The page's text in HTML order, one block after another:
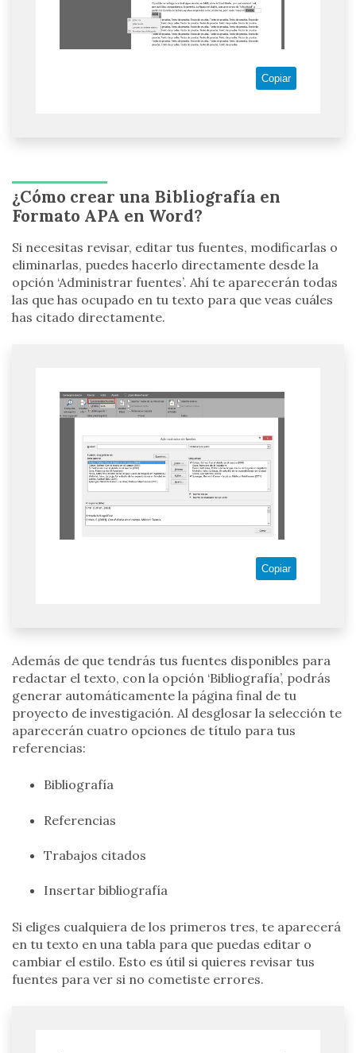
Copiar
¿Cómo crear una Bibliografía en
Formato APA en Word?
Si necesitas revisar, editar tus fuentes, modificarlas o
eliminarlas, puedes hacerlo directamente desde la
opción ‘Administrar fuentes’. Ahí te aparecerán todas
las que has ocupado en tu texto para que veas cuáles
has citado directamente.
Copiar
Además de que tendrás tus fuentes disponibles para
redactar el texto, con la opción ‘Bibliografía’, podrás
generar automáticamente la página final de tu
proyecto de investigación. Al desglosar la selección te
aparecerán cuatro opciones de título para tus
referencias:
Bibliografía
Referencias
Trabajos citados
Insertar bibliografía
Si eliges cualquiera de los primeros tres, te aparecerá
en tu texto en una tabla para que puedas editar o
cambiar el estilo. Esto es útil si quieres revisar tus
fuentes para ver si no cometiste errores.